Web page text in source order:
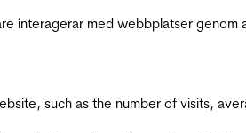
interagerar med webbplatser genom
such as the number of visits,